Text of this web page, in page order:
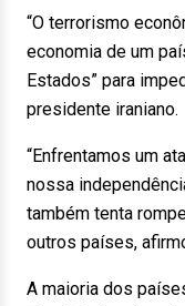
“O terrorismo
economia de um
Estados” para
presidente iraniano.
“Enfrentamos um
nossa
também tenta
outros países,
A maioria dos